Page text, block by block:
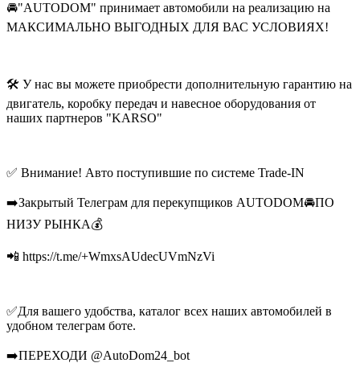
🚘"AUTODOM" принимает автомобили на реализацию на
МАКСИМАЛЬНО ВЫГОДНЫХ ДЛЯ ВАС УСЛОВИЯХ!
🛠 У нас вы можете приобрести дополнительную гарантию на
двигатель, коробку передач и навесное оборудования от
наших партнеров "KARSO"
✅ Внимание! Авто поступившие по системе Trade-IN
➡️Закрытый Телеграм для перекупщиков AUTODOM🚘ПО
НИЗУ РЫНКА💰
📲 https://t.me/+WmxsAUdecUVmNzVi
✅Для вашего удобства, каталог всех наших автомобилей в
удобном телеграм боте.
➡️ПЕРЕХОДИ @AutoDom24_bot